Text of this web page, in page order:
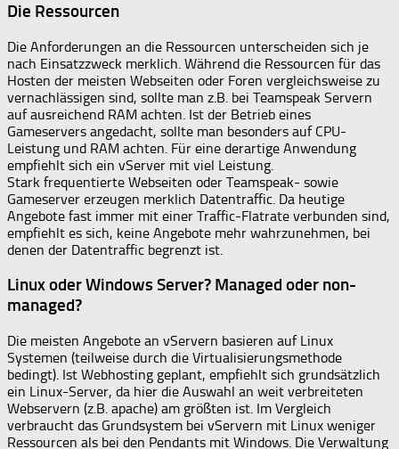
Die Ressourcen
Die Anforderungen an die Ressourcen unterscheiden sich je
nach Einsatzzweck merklich. Während die Ressourcen für das
Hosten der meisten Webseiten oder Foren vergleichsweise zu
vernachlässigen sind, sollte man z.B. bei Teamspeak Servern
auf ausreichend RAM achten. Ist der Betrieb eines
Gameservers angedacht, sollte man besonders auf CPU-
Leistung und RAM achten. Für eine derartige Anwendung
empfiehlt sich ein vServer mit viel Leistung.
Stark frequentierte Webseiten oder Teamspeak- sowie
Gameserver erzeugen merklich Datentraffic. Da heutige
Angebote fast immer mit einer Traffic-Flatrate verbunden sind,
empfiehlt es sich, keine Angebote mehr wahrzunehmen, bei
denen der Datentraffic begrenzt ist.
Linux oder Windows Server? Managed oder non-
managed?
Die meisten Angebote an vServern basieren auf Linux
Systemen (teilweise durch die Virtualisierungsmethode
bedingt). Ist Webhosting geplant, empfiehlt sich grundsätzlich
ein Linux-Server, da hier die Auswahl an weit verbreiteten
Webservern (z.B. apache) am größten ist. Im Vergleich
verbraucht das Grundsystem bei vServern mit Linux weniger
Ressourcen als bei den Pendants mit Windows. Die Verwaltung